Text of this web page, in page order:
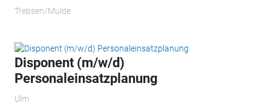
Trebsen/Mulde
Disponent (m/w/d)
Personaleinsatzplanung
Ulm